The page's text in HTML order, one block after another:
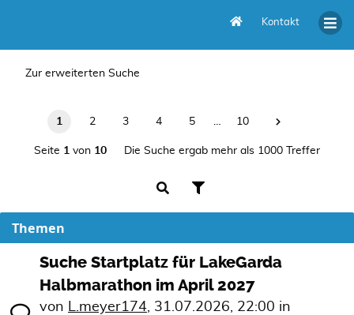
Kontakt
Zur erweiterten Suche
1 2 3 4 5 … 10
Seite 1 von 10 Die Suche ergab mehr als 1000 Treffer
Themen
Suche Startplatz für LakeGarda
Halbmarathon im April 2027
von L.meyer174, 31.07.2026, 22:00 in